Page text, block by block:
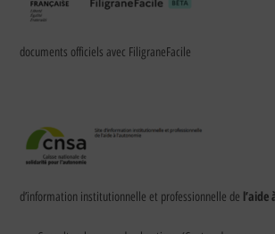
documents officiels avec FiligraneFacile
d’information institutionnelle et professionnelle de l’aide